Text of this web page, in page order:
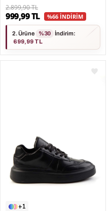
2.899,90 TL
999,99 TL %66 İNDİRİM
2. Ürüne %30 İndirim:
699,99 TL
1